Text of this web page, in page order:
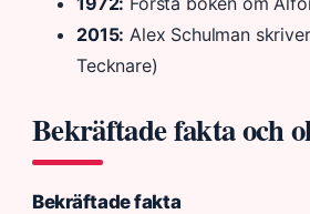
2015: Alex Schulman
Tecknare)
Bekräftade fakta och
Bekräftade fakta